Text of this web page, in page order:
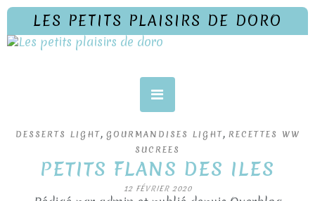
LES PETITS PLAISIRS DE DORO
DESSERTS LIGHT, GOURMANDISES LIGHT, RECETTES WW
SUCREES
PETITS FLANS DES ILES
12 FÉVRIER 2020